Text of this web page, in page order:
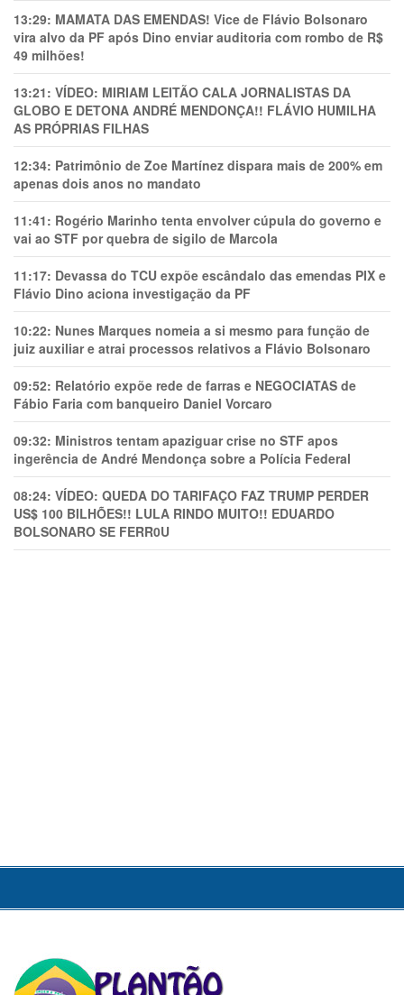
13:29: MAMATA DAS EMENDAS! Vice de Flávio Bolsonaro
vira alvo da PF após Dino enviar auditoria com rombo de R$
49 milhões!
13:21: VÍDEO: MIRIAM LEITÃO CALA JORNALISTAS DA
GLOBO E DETONA ANDRÉ MENDONÇA!! FLÁVIO HUMILHA
AS PRÓPRIAS FILHAS
12:34: Patrimônio de Zoe Martínez dispara mais de 200% em
apenas dois anos no mandato
11:41: Rogério Marinho tenta envolver cúpula do governo e
vai ao STF por quebra de sigilo de Marcola
11:17: Devassa do TCU expõe escândalo das emendas PIX e
Flávio Dino aciona investigação da PF
10:22: Nunes Marques nomeia a si mesmo para função de
juiz auxiliar e atrai processos relativos a Flávio Bolsonaro
09:52: Relatório expõe rede de farras e NEGOCIATAS de
Fábio Faria com banqueiro Daniel Vorcaro
09:32: Ministros tentam apaziguar crise no STF apos
ingerência de André Mendonça sobre a Polícia Federal
08:24: VÍDEO: QUEDA DO TARIFAÇO FAZ TRUMP PERDER
US$ 100 BILHÕES!! LULA RINDO MUITO!! EDUARDO
BOLSONARO SE FERR0U